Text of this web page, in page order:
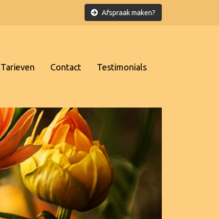
Afspraak maken?
Tarieven Contact Testimonials